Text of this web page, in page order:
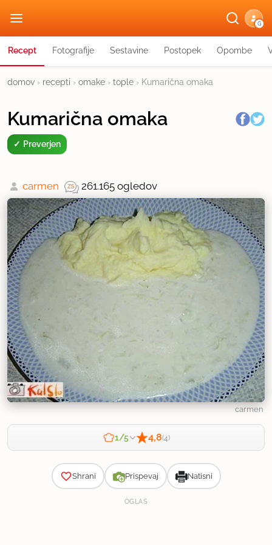
G
Recept Fotografije Sestavine Postopek Opombe
domov › recepti › omake › tople › Kumarična omaka
Kumarična omaka
Preverjen
carmen 261.165 ogledov
carmen
1/5 4,8(4)
Shrani Prispevaj Natisni
OGLAS